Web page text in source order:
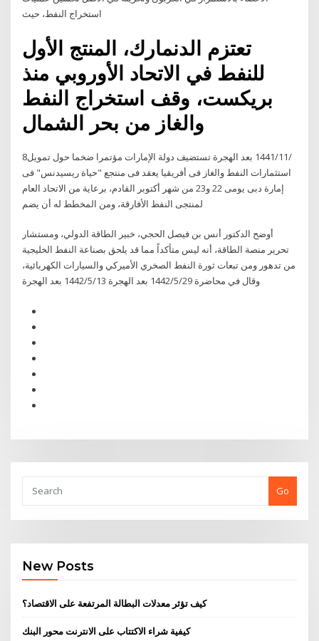
استخراج النفط، حيث
تعتزم الدنمارك، المنتج الأول
للنفط في الاتحاد الأوروبي منذ
بريكست، وقف استخراج النفط
والغاز من بحر الشمال
8‏‏/11‏‏/1441 بعد الهجرة تستضيف دولة الإمارات مؤتمرا ضخما حول تمويل
استثمارات النفط والغاز فى أفريقيا يعقد فى منتجع "حياة ريسيدنس" فى
إمارة دبى يومى 22 و23 من شهر أكتوبر القادم، برعاية من الاتحاد العام
لمنتجى النفط الأفارقة، ومن المخطط له أن يضم
أوضح الدكتور أنس بن فيصل الحجي، خبير الطاقة الدولي، ومستشار
تحرير منصة الطاقة، أنه ليس متأكداً مما قد يلحق بصناعة النفط الخليجية
من تدهور ومن تبعات ثورة النفط الصخري الأميركي والسيارات الكهربائية،
وقال في محاضرة 29‏‏/5‏‏/1442 بعد الهجرة 13‏‏/5‏‏/1442 بعد الهجرة
Go
New Posts
كيف تؤثر معدلات البطالة المرتفعة على الاقتصاد؟
كيفية شراء الاكتتاب على الانترنت محور البنك